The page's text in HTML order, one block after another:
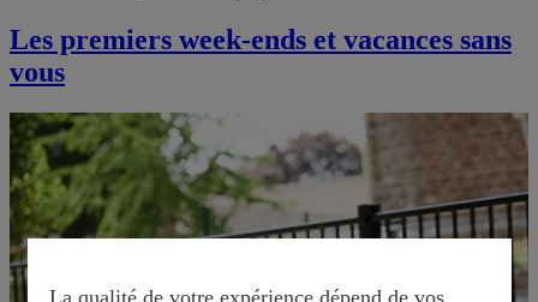
Les premiers week-ends et vacances sans
vous
La qualité de votre expérience dépend de vos